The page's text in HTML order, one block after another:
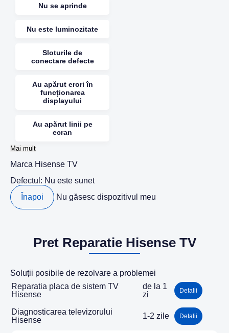
Nu se aprinde
Nu este luminozitate
Sloturile de
conectare defecte
Au apărut erori în
funcționarea
displayului
Au apărut linii pe
ecran
Mai mult
Marca Hisense TV
Defectul: Nu este sunet
Înapoi
Nu găsesc dispozitivul meu
Pret Reparatie Hisense TV
Soluții posibile de rezolvare a problemei
Reparatia placa de sistem TV
Hisense
de la 1
zi
Detalii
Diagnosticarea televizorului
Hisense
1-2 zile Detalii